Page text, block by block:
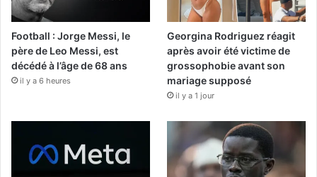
Football : Jorge Messi, le
père de Leo Messi, est
décédé à l’âge de 68 ans
il y a 6 heures
Georgina Rodriguez réagit
après avoir été victime de
grossophobie avant son
mariage supposé
il y a 1 jour